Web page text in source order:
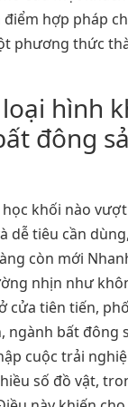
hợp pháp
phương thức
hình
đông
khối nào
dễ tiêu cần
còn mới
nhịn như
cửa tiên tiến,
ngành bất đông
cuộc trải
số đồ vật,